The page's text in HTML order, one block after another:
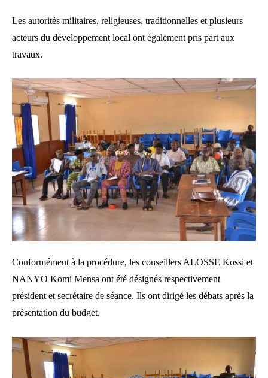
Les autorités militaires, religieuses, traditionnelles et plusieurs
acteurs du développement local ont également pris part aux
travaux.
Conformément à la procédure, les conseillers ALOSSE Kossi et
NANYO Komi Mensa ont été désignés respectivement
président et secrétaire de séance. Ils ont dirigé les débats après la
présentation du budget.